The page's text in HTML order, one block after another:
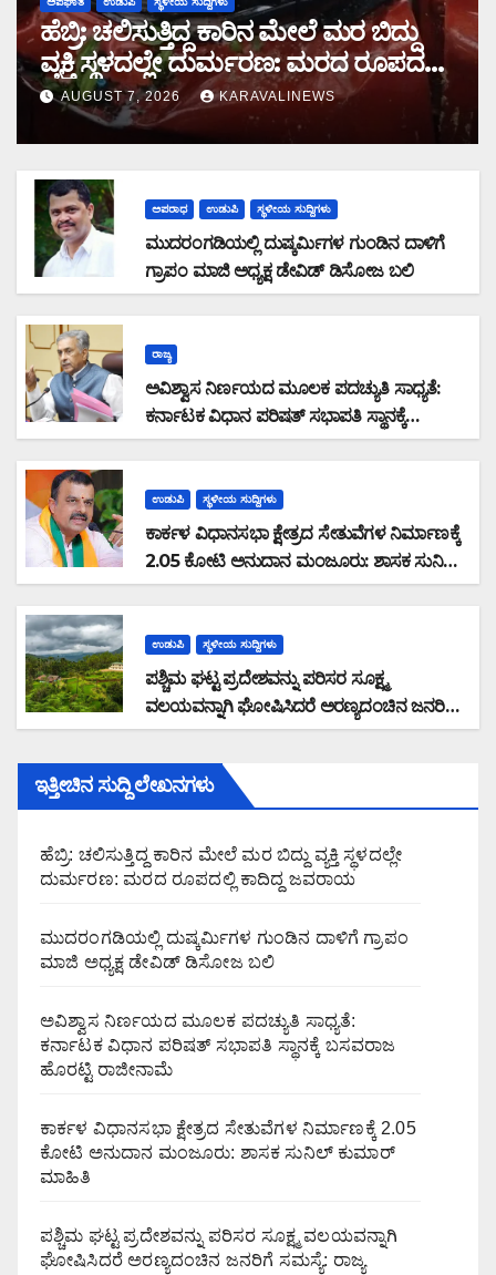
ಹೆಬ್ರಿ: ಚಲಿಸುತ್ತಿದ್ದ ಕಾರಿನ ಮೇಲೆ ಮರ ಬಿದ್ದು
ವ್ಯಕ್ತಿ ಸ್ಥಳದಲ್ಲೇ ದುರ್ಮರಣ: ಮರದ ರೂಪದಲ್ಲಿ
ಕಾದಿದ್ದ ಜವರಾಯ
AUGUST 7, 2026 KARAVALINEWS
ಅಪರಾಧ ಉಡುಪಿ ಸ್ಥಳೀಯ ಸುದ್ದಿಗಳು
ಮುದರಂಗಡಿಯಲ್ಲಿ ದುಷ್ಕರ್ಮಿಗಳ ಗುಂಡಿನ ದಾಳಿಗೆ
ಗ್ರಾಪಂ ಮಾಜಿ ಅಧ್ಯಕ್ಷ ಡೇವಿಡ್ ಡಿಸೋಜ ಬಲಿ
ರಾಜ್ಯ
ಅವಿಶ್ವಾಸ ನಿರ್ಣಯದ ಮೂಲಕ ಪದಚ್ಯುತಿ ಸಾಧ್ಯತೆ:
ಕರ್ನಾಟಕ ವಿಧಾನ ಪರಿಷತ್ ಸಭಾಪತಿ ಸ್ಥಾನಕ್ಕೆ
ಬಸವರಾಜ ಹೊರಟ್ಟಿ ರಾಜೀನಾಮೆ
ಉಡುಪಿ ಸ್ಥಳೀಯ ಸುದ್ದಿಗಳು
ಕಾರ್ಕಳ ವಿಧಾನಸಭಾ ಕ್ಷೇತ್ರದ ಸೇತುವೆಗಳ ನಿರ್ಮಾಣಕ್ಕೆ
2.05 ಕೋಟಿ ಅನುದಾನ ಮಂಜೂರು: ಶಾಸಕ ಸುನಿಲ್
ಕುಮಾರ್ ಮಾಹಿತಿ
ಉಡುಪಿ ಸ್ಥಳೀಯ ಸುದ್ದಿಗಳು
ಪಶ್ಚಿಮ ಘಟ್ಟ ಪ್ರದೇಶವನ್ನು ಪರಿಸರ ಸೂಕ್ಷ್ಮ
ವಲಯವನ್ನಾಗಿ ಘೋಷಿಸಿದರೆ ಅರಣ್ಯದಂಚಿನ ಜನರಿಗೆ
ಸಮಸ್ಯೆ: ರಾಜ್ಯ ಸರ್ಕಾರವು ಭೌತಿಕ ಸಮೀಕ್ಷೆ ನಡೆಸಿ
ಜನವಸತಿ ಪ್ರದೇಶ ವಿರಹಿತಗೊಳಿಸಿ ಜನರ
ಆತಂಕವನ್ನು ನಿವಾರಿಸಬೇಕು : ಮಲೆಕುಡಿಯ ಸಂಘದ
ಜಿಲ್ಲಾಧ್ಯಕ್ಷ ಗಂಗಾಧರ ಗೌಡ ಆಗ್ರಹ
ಇತ್ತೀಚಿನ ಸುದ್ದಿ ಲೇಖನಗಳು
ಹೆಬ್ರಿ: ಚಲಿಸುತ್ತಿದ್ದ ಕಾರಿನ ಮೇಲೆ ಮರ ಬಿದ್ದು ವ್ಯಕ್ತಿ ಸ್ಥಳದಲ್ಲೇ
ದುರ್ಮರಣ: ಮರದ ರೂಪದಲ್ಲಿ ಕಾದಿದ್ದ ಜವರಾಯ
ಮುದರಂಗಡಿಯಲ್ಲಿ ದುಷ್ಕರ್ಮಿಗಳ ಗುಂಡಿನ ದಾಳಿಗೆ ಗ್ರಾಪಂ
ಮಾಜಿ ಅಧ್ಯಕ್ಷ ಡೇವಿಡ್ ಡಿಸೋಜ ಬಲಿ
ಅವಿಶ್ವಾಸ ನಿರ್ಣಯದ ಮೂಲಕ ಪದಚ್ಯುತಿ ಸಾಧ್ಯತೆ:
ಕರ್ನಾಟಕ ವಿಧಾನ ಪರಿಷತ್ ಸಭಾಪತಿ ಸ್ಥಾನಕ್ಕೆ ಬಸವರಾಜ
ಹೊರಟ್ಟಿ ರಾಜೀನಾಮೆ
ಕಾರ್ಕಳ ವಿಧಾನಸಭಾ ಕ್ಷೇತ್ರದ ಸೇತುವೆಗಳ ನಿರ್ಮಾಣಕ್ಕೆ 2.05
ಕೋಟಿ ಅನುದಾನ ಮಂಜೂರು: ಶಾಸಕ ಸುನಿಲ್ ಕುಮಾರ್
ಮಾಹಿತಿ
ಪಶ್ಚಿಮ ಘಟ್ಟ ಪ್ರದೇಶವನ್ನು ಪರಿಸರ ಸೂಕ್ಷ್ಮ ವಲಯವನ್ನಾಗಿ
ಘೋಷಿಸಿದರೆ ಅರಣ್ಯದಂಚಿನ ಜನರಿಗೆ ಸಮಸ್ಯೆ: ರಾಜ್ಯ